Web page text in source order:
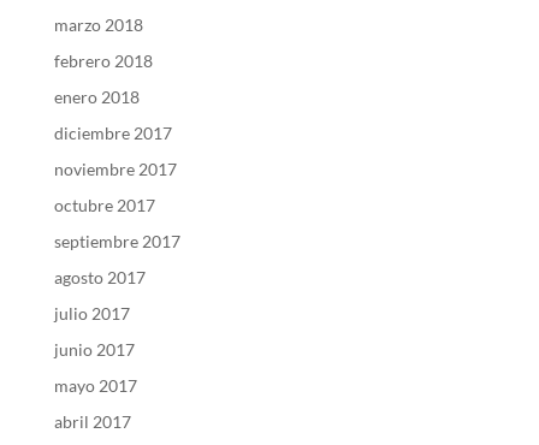
marzo 2018
febrero 2018
enero 2018
diciembre 2017
noviembre 2017
octubre 2017
septiembre 2017
agosto 2017
julio 2017
junio 2017
mayo 2017
abril 2017